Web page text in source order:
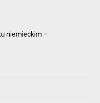
niemieckim –